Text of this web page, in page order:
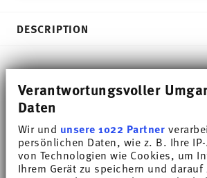
Verantwortungsvoller
Daten
Wir und unsere 1022 Partner
persönlichen Daten, wie z. B. Ihre
von Technologien wie Cookies, um
Ihrem Gerät zu speichern und
DESCRIPTION
Thomas Trend Colour Moss Green
16,9 cm - h 5,0 cm - 0,500 l,
Trend White is regarded worldwide
most popular dinnerware for